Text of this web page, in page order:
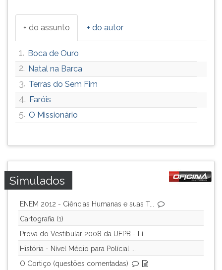
+ do assunto + do autor
1. Boca de Ouro
2. Natal na Barca
3. Terras do Sem Fim
4. Faróis
5. O Missionário
Simulados
ENEM 2012 - Ciências Humanas e suas T...
Cartografia (1)
Prova do Vestibular 2008 da UEPB - Lí...
História - Nível Médio para Polícial ...
O Cortiço (questões comentadas)